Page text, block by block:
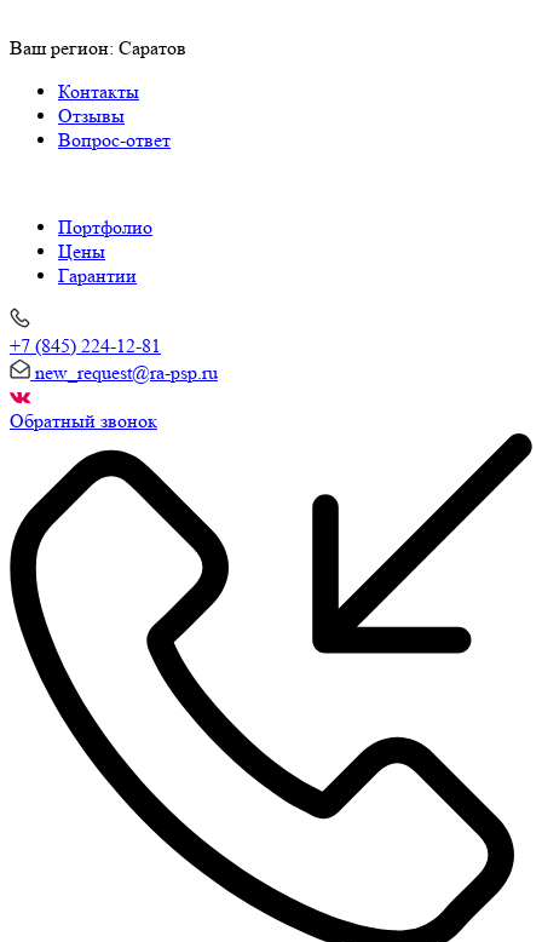
Ваш регион: Саратов
Контакты
Отзывы
Вопрос-ответ
Портфолио
Цены
Гарантии
+7 (845) 224-12-81
new_request@ra-psp.ru
Обратный звонок